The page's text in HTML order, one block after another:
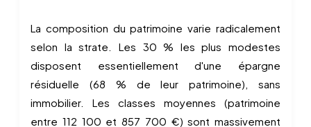
La composition du patrimoine varie radicalement
selon la strate. Les 30 % les plus modestes
disposent essentiellement d'une épargne
résiduelle (68 % de leur patrimoine), sans
immobilier. Les classes moyennes (patrimoine
entre 112 100 et 857 700 €) sont massivement